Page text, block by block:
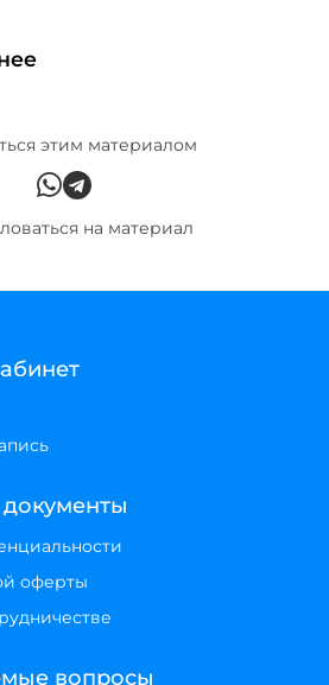
этим материалом
на материал
оферты
вопросы